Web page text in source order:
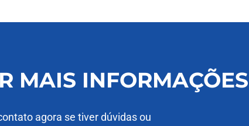
MAIS INFORMAÇÕES
agora se tiver dúvidas ou